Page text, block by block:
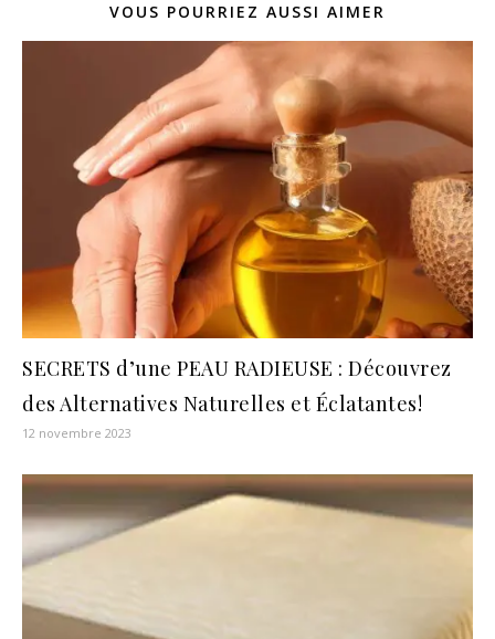
VOUS POURRIEZ AUSSI AIMER
SECRETS d’une PEAU RADIEUSE : Découvrez
des Alternatives Naturelles et Éclatantes!
12 novembre 2023